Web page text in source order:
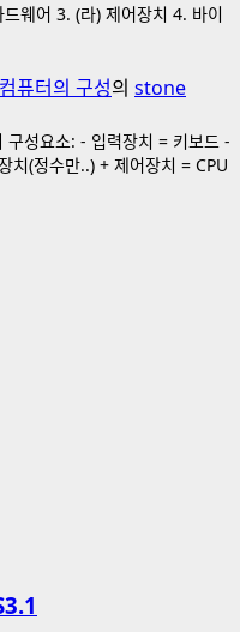
웨어 3. (라) 제어장치 4. 바이
퓨터의 구성의 stone
구성요소: - 입력장치 = 키보드 -
치(정수만..) + 제어장치 = CPU